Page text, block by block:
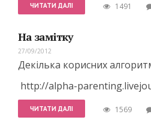
ЧИТАТИ ДАЛІ 1491
На замітку
27/09/2012
Декілька корисних
http://alpha-
ЧИТАТИ ДАЛІ 1569